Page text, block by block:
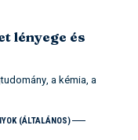
lényege és
a kémia, a
(ÁLTALÁNOS)